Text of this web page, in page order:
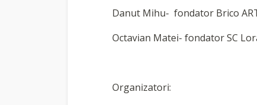
Danut Mihu- fondator Brico
Octavian Matei- fondator SC
Organizatori: